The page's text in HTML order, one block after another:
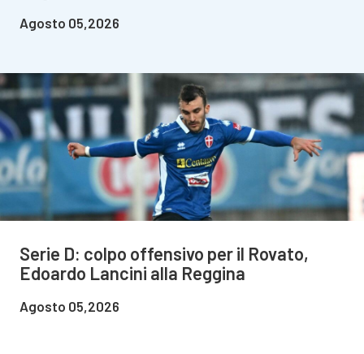
Agosto 05,2026
Serie D: colpo offensivo per il Rovato,
Edoardo Lancini alla Reggina
Agosto 05,2026